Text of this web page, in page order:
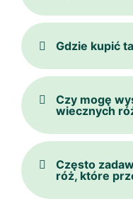
Gdzie kupić
Czy mogę
wiecznych
Często
róż, które